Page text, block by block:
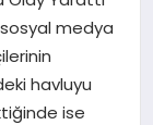
sosyal medya
havluyu
ise